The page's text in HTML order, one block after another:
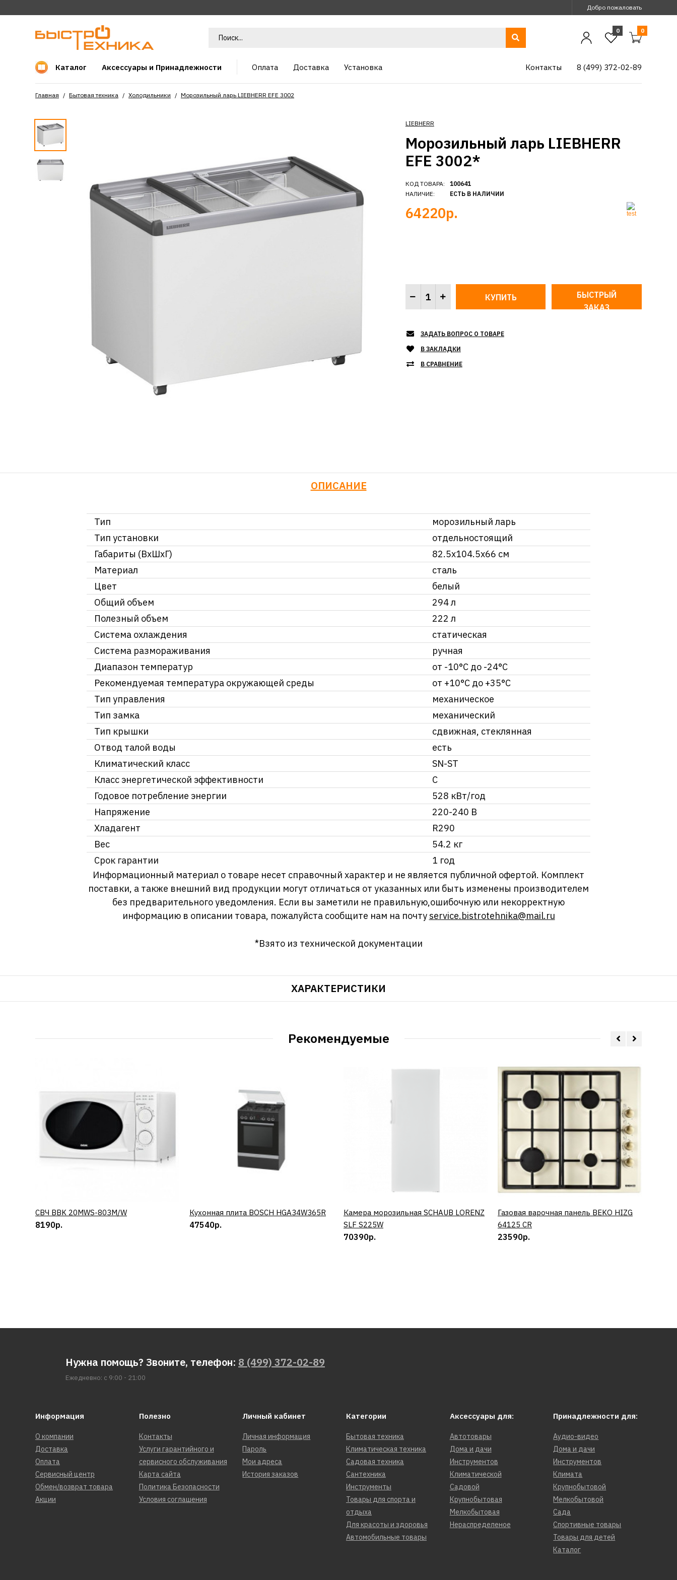
Добро пожаловать
0 0
Каталог Аксессуары и Принадлежности Оплата Доставка 8 (499) 372-02-89
Контакты
Установка
Главная Бытовая техника Холодильники Морозильный ларь LIEBHERR EFE 3002
LIEBHERR
Морозильный ларь LIEBHERR
EFE 3002*
КОД ТОВАРА:
НАЛИЧИЕ:
100641
ЕСТЬ В НАЛИЧИИ
64220р.
БЫСТРЫЙ
ЗАКАЗ
ЗАДАТЬ ВОПРОС О ТОВАРЕ
В ЗАКЛАДКИ
В СРАВНЕНИЕ
ОПИСАНИЕ
Тип
морозильный ларь
Тип установки
отдельностоящий
Габариты (ВхШхГ)
82.5х104.5х66 см
Материал
сталь
Цвет
белый
Общий объем
294 л
Полезный объем
222 л
Система охлаждения
статическая
Система размораживания
ручная
Диапазон температур
от -10°C до -24°C
Рекомендуемая температура окружающей среды
от +10°C до +35°C
Тип управления
механическое
Тип замка
механический
Тип крышки
сдвижная, стеклянная
Отвод талой воды
есть
Климатический класс
SN-ST
Класс энергетической эффективности
С
Годовое потребление энергии
528 кВт/год
Напряжение
220-240 В
Хладагент
R290
Вес
54.2 кг
Срок гарантии
1 год
Информационный материал о товаре несет справочный характер и не является публичной офертой. Комплект
поставки, а также внешний вид продукции могут отличаться от указанных или быть изменены производителем
без предварительного уведомления. Если вы заметили не правильную,ошибочную или некорректную
информацию в описании товара, пожалуйста сообщите нам на почтуservice.bistrotehnika@mail.ru
*Взято из технической документации
ХАРАКТЕРИСТИКИ
Рекомендуемые
КУПИТЬ
СВЧ BBK 20MWS-803M/W
8190р.
КУПИТЬ
Кухонная плита BOSCH HGA34W365R
47540р.
КУПИТЬ
Камера морозильная SCHAUB LORENZ
SLF S225W
70390р.
КУПИТЬ
Газовая варочная панель BEKO HIZG
64125 CR
23590р.
Нужна помощь? Звоните, телефон: 8 (499) 372-02-89
Ежедневно: с 9:00 - 21:00
Информация
О компании
Доставка
Оплата
Сервисный центр
Обмен/возврат товара
Акции
Полезно
Контакты
Услуги гарантийного и
сервисного обслуживания
Карта сайта
Политика Безопасности
Условия соглашения
Личный кабинет
Личная информация
Пароль
Мои адреса
История заказов
Категории
Бытовая техника
Климатическая техника
Садовая техника
Сантехника
Инструменты
Товары для спорта и
отдыха
Для красоты и здоровья
Автомобильные товары
Аксессуары для:
Автотовары
Дома и дачи
Инструментов
Климатической
Садовой
Крупнобытовая
Мелкобытовая
Нераспределеное
Принадлежности для:
Аудио-видео
Дома и дачи
Инструментов
Климата
Крупнобытовой
Мелкобытовой
Сада
Спортивные товары
Товары для детей
Каталог